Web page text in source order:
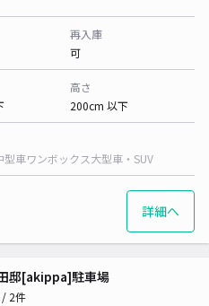
再入庫
可
高さ
200cm 以下
型車ワンボックス大型車・SUV
詳細へ
邸[akippa]駐車場
/ 2件